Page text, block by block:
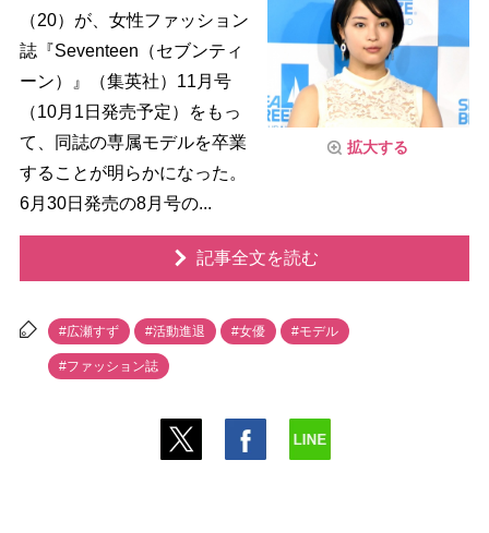
拡大する
（20）が、女性ファッション
誌『Seventeen（セブンティ
ーン）』（集英社）11月号
（10月1日発売予定）をもっ
て、同誌の専属モデルを卒業
することが明らかになった。
6月30日発売の8月号の...
記事全文を読む
#広瀬すず #活動進退 #女優 #モデル
#ファッション誌